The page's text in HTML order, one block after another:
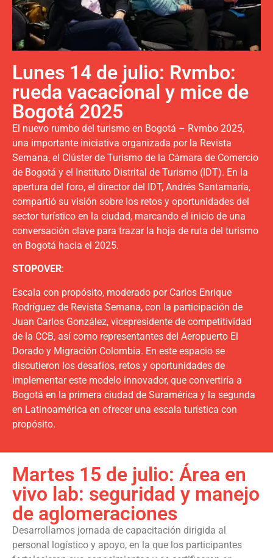
Lunes 14 de julio: Rvmbo:
rueda vacacional y mice de
Bogotá 2025
El nuevo rumbo del turismo en Bogotá – Rvmbo 2025,
una importante iniciativa organizada por la Revista
Semana, el Clúster de Turismo de la Cámara de Comercio
de Bogotá y el Instituto Distrital de Turismo (IDT). En la
apertura del foro, el director del IDT, Andrés Santamaría,
compartió su visión sobre los retos y oportunidades del
sector turístico en la ciudad, marcando el inicio de una
conversación clave para trazar la hoja de ruta del turismo
en Bogotá hacia el 2025.
STOPOVER:
Escala con propósito, moderado por Carlos Enrique
Rodríguez de Revista Semana, con la participación de
Juan Carlos González, vicepresidente de competitividad
de la CCB, así como representantes del Aeropuerto El
Dorado y Migración Colombia. En este espacio se
discutieron los desafíos, retos y oportunidades de
implementar este modelo innovador, que convertiría a
Bogotá en la primera ciudad de Suramérica y la segunda
en Latinoamérica en ofrecer una escala turística con
propósito.
Martes 15 de julio: Área en
vivo lab: seguridad y manejo
de aglomeraciones
Desarrollamos jornada de capacitación dirigida al
personal logístico y apoyo, en la que los participantes